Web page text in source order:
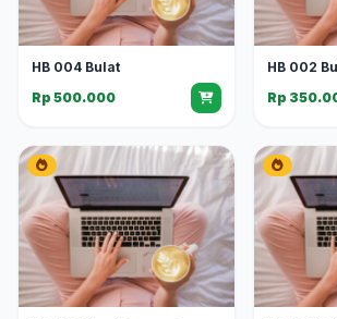
HB 004 Bulat
Rp 500.000
HB 002
Rp